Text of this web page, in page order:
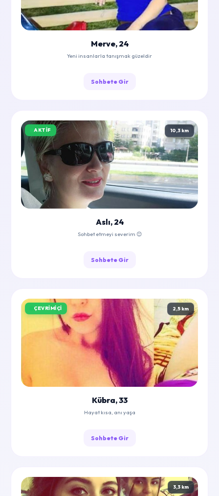
Merve, 24
Yeni insanlarla tanışmak güzeldir
Sohbete Gir
AKTIF 10,3 km
Aslı, 24
Sohbet etmeyi severim 😊
Sohbete Gir
ÇEVRIMIÇI 2,5 km
Kübra, 33
Hayat kısa, anı yaşa
Sohbete Gir
3,3 km